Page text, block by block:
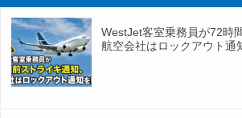
WestJet客室乗務員が72時
航空会社はロックアウト通